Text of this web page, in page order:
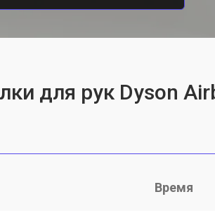
для рук Dyson
Время